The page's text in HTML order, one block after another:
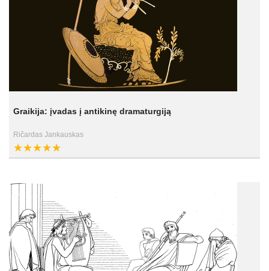
Graikija: įvadas į antikinę dramaturgiją
Ričardas Jankauskas